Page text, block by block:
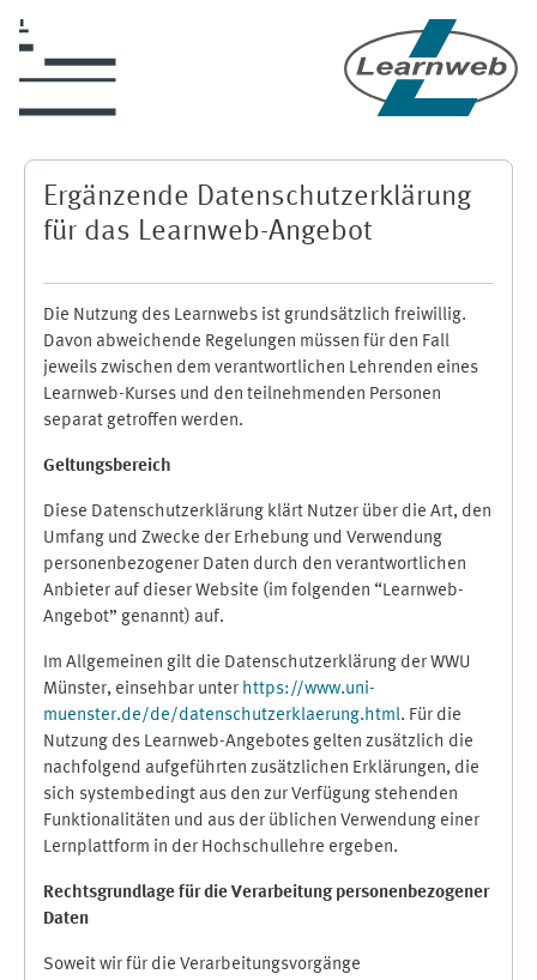
Ergänzende Datenschutzerklärung
für das Learnweb-Angebot
Die Nutzung des Learnwebs ist grundsätzlich freiwillig.
Davon abweichende Regelungen müssen für den Fall
jeweils zwischen dem verantwortlichen Lehrenden eines
Learnweb-Kurses und den teilnehmenden Personen
separat getroffen werden.
Geltungsbereich
Diese Datenschutzerklärung klärt Nutzer über die Art, den
Umfang und Zwecke der Erhebung und Verwendung
personenbezogener Daten durch den verantwortlichen
Anbieter auf dieser Website (im folgenden “Learnweb-
Angebot” genannt) auf.
Im Allgemeinen gilt die Datenschutzerklärung der WWU
Münster, einsehbar unter https://www.uni-
muenster.de/de/datenschutzerklaerung.html. Für die
Nutzung des Learnweb-Angebotes gelten zusätzlich die
nachfolgend aufgeführten zusätzlichen Erklärungen, die
sich systembedingt aus den zur Verfügung stehenden
Funktionalitäten und aus der üblichen Verwendung einer
Lernplattform in der Hochschullehre ergeben.
Rechtsgrundlage für die Verarbeitung personenbezogener
Daten
Soweit wir für die Verarbeitungsvorgänge